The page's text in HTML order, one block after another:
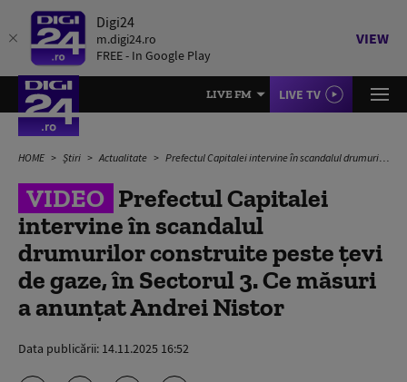
Digi24
m.digi24.ro
FREE - In Google Play
VIEW
LIVE FM LIVE TV
HOME Știri Actualitate Prefectul Capitalei intervine în scandalul drumurilor construite peste țevi de gaze, în Sectorul 3. Ce măsuri a anunțat Andrei Nistor
VIDEO Prefectul Capitalei
intervine în scandalul
drumurilor construite peste țevi
de gaze, în Sectorul 3. Ce măsuri
a anunțat Andrei Nistor
Data publicării: 14.11.2025 16:52